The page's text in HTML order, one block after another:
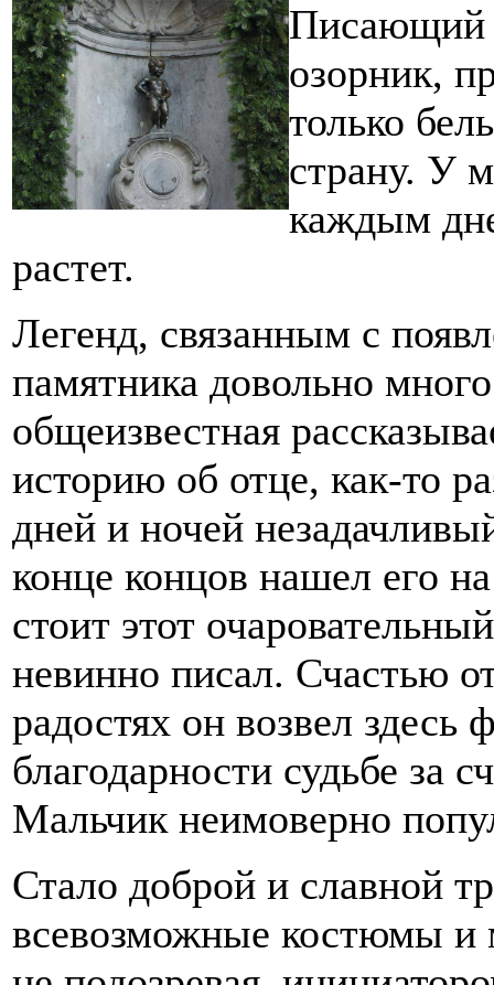
Писающий
озорник,
только
страну. У
каждым
растет.
Легенд, связанным с
памятника довольно
общеизвестная
историю об отце, как-то
дней и ночей
конце концов нашел его
стоит этот
невинно писал. Счастью
радостях он возвел здесь
благодарности судьбе за
Мальчик неимоверно
Стало доброй и славной
всевозможные костюмы